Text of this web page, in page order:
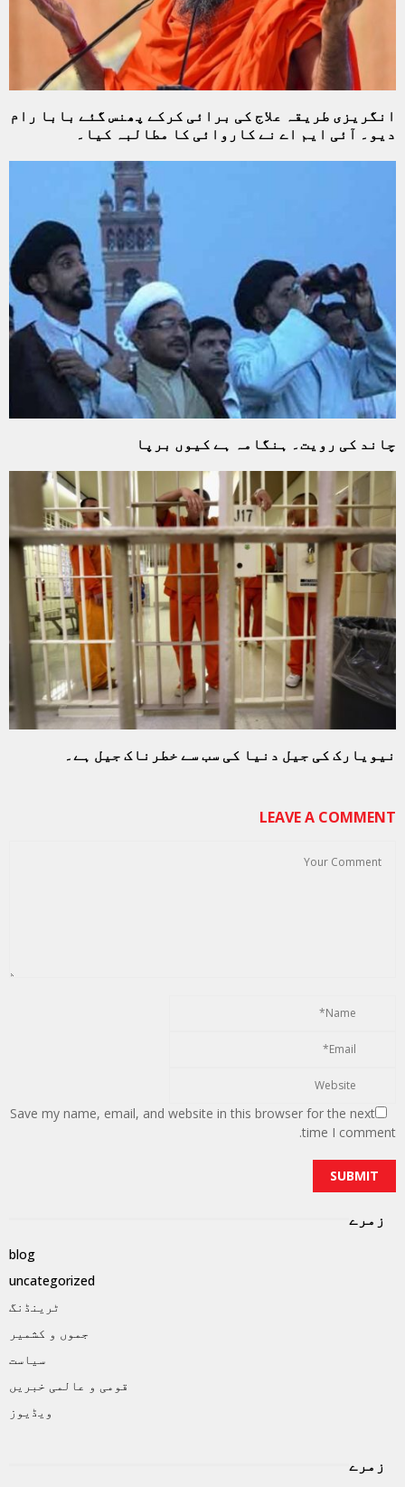
انگریزی طریقہ علاج کی برائی کرکے پھنس گئے بابا رام
دیو۔ آئی ایم اے نے کاروائی کا مطالبہ کیا۔
چاند کی رویت۔ ہنگامہ ہے کیوں برپا
نیویارک کی جیل دنیا کی سب سے خطرناک جیل ہے۔
LEAVE A COMMENT
Save my name, email, and website in this browser for the next
time I comment.
زمرے
blog
uncategorized
ٹرینڈنگ
جموں و کشمیر
سیاست
قومی و عالمی خبریں
ویڈیوز
زمرے